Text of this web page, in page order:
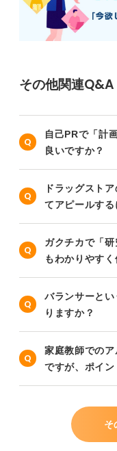
その他関連Q&A
自己PRで「計
良いですか？
ドラッグスト
てアピールする
ガクチカで「
もわかりやす
バランサーと
りますか？
家庭教師での
ですが、ポイン
そ